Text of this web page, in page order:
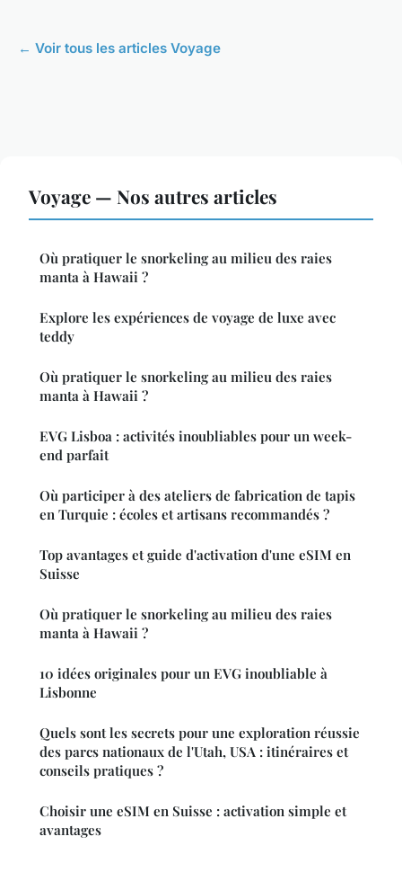
← Voir tous les articles Voyage
Voyage — Nos autres articles
Où pratiquer le snorkeling au milieu des raies
manta à Hawaii ?
Explore les expériences de voyage de luxe avec
teddy
Où pratiquer le snorkeling au milieu des raies
manta à Hawaii ?
EVG Lisboa : activités inoubliables pour un week-
end parfait
Où participer à des ateliers de fabrication de tapis
en Turquie : écoles et artisans recommandés ?
Top avantages et guide d'activation d'une eSIM en
Suisse
Où pratiquer le snorkeling au milieu des raies
manta à Hawaii ?
10 idées originales pour un EVG inoubliable à
Lisbonne
Quels sont les secrets pour une exploration réussie
des parcs nationaux de l'Utah, USA : itinéraires et
conseils pratiques ?
Choisir une eSIM en Suisse : activation simple et
avantages